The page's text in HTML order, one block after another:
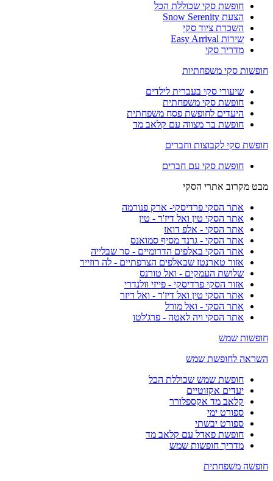
חופשת סקי שכוללת הכל
הצעת Snow Serenity
השכרת ציוד סקי
שירות Easy Arrival
מדריך סקי
חופשות סקי משפחתיות
שיעורי סקי בעברית לילדים
חופשת סקי משפחתית
היעדים לחופשת פסח משפחתית
חופשת בר מצווה עם קלאב מד
חופשת סקי לקבוצות וחברים
חופשת סקי עם חברים
מבט מקרוב אתרי הסקי
אתר הסקי פרדיסקי- ארק פנורמה
אתר הסקי טין ואל דיז'ר - טין
אתר הסקי - אלפ דואז
אתר הסקי - גרנד מסיף סמואנס
אתר הסקי באלפים הדרומיים - סר שבלייה
אזור טארנטז שבאלפים הצרפתיים - לה רוזייר
שלושת העמקים - ואל טורנס
אזור הסקי פרדיסקי - פייזי וולנדרי
אתר הסקי טין ואל דיז'ר - ואל דיזר
אתר הסקי - ואל מורל
אתר הסקי ויה לאטה - פרג'לטו
חופשות שמש
השראה לחופשת שמש
חופשת שמש שכוללת הכל
יעדים אקזוטיים
קלאב מד אקספלורר
ספורט ימי
ספורט יבשתי
חופשת פאדל עם קלאב מד
מדריך חופשות שמש
חופשה משפחתית